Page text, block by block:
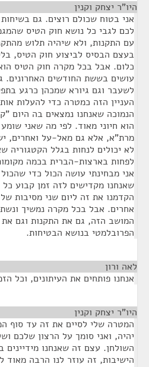
היו"ר יצחק וקנין
אני בטוח שכולם רוצים. גם
לכם לגבי כל נושא חוק הטיס
עם התקנות, ולא שיהיה תלוש
בעצם הבסיס לביצוע חוק הטיס,
כלום. אבל בכל מקרה חוק הטיס
עושים בששת החודשים
לשעבר וגם גיורא שמכהן כרגע
העניין הזה כמטרה כדי להעלות
הוא חיוני מאוד. לפי מה שאני
מרת"א, אלא גם מאל-על ואחרים,
לא יכולים לנחות בגלל הקטגוריה
לפחות בארצות-הברית בכמה
אני מבחינתי עושה הכול כדי
שאנחנו מקדישים לזה זמן קבוע
הקדמנו את זה ליום שני מסיבות
אחרים. אבל בכל מקרה נמשיך
המושב הזה, גם את התקנות וגם
הפרובלמטי בנושא הבטיחות.
לאה ורון
אנחנו פותחים את העיתונים, וכל
היו"ר יצחק וקנין
המטרה שלי לסיים את זה עד סוף
יהיה, ואני סומך על הרצון שלכם
השולחן. עצם זה שאנחנו מידיינים
הישיבות, זה עוזר לנו הרבה מאוד